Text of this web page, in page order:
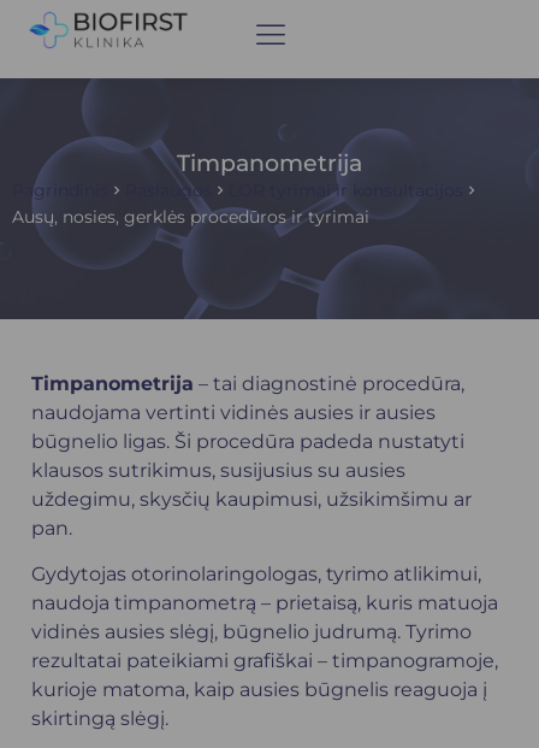
Timpanometrija
Pagrindinis Paslaugos
LOR tyrimai ir konsultacijos
Ausų, nosies, gerklės procedūros ir tyrimai
Timpanometrija – tai diagnostinė procedūra,
naudojama vertinti vidinės ausies ir ausies
būgnelio ligas. Ši procedūra padeda nustatyti
klausos sutrikimus, susijusius su ausies
uždegimu, skysčių kaupimusi, užsikimšimu ar
pan.
Gydytojas otorinolaringologas, tyrimo atlikimui,
naudoja timpanometrą – prietaisą, kuris matuoja
vidinės ausies slėgį, būgnelio judrumą. Tyrimo
rezultatai pateikiami grafiškai – timpanogramoje,
kurioje matoma, kaip ausies būgnelis reaguoja į
skirtingą slėgį.